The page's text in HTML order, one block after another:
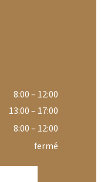
8:00 – 12:00
13:00 – 17:00
8:00 – 12:00
fermé